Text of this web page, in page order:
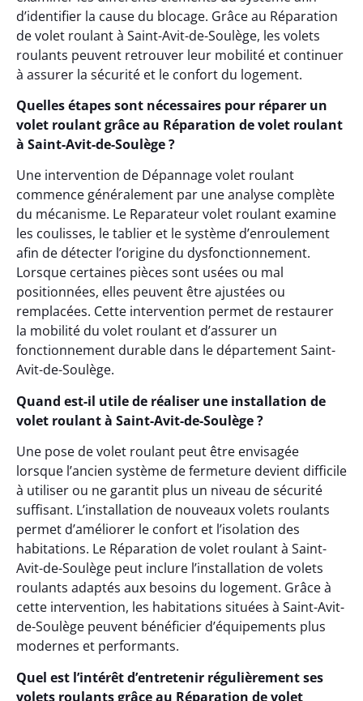
d’identifier la cause du blocage. Grâce au Réparation
de volet roulant à Saint-Avit-de-Soulège, les volets
roulants peuvent retrouver leur mobilité et continuer
à assurer la sécurité et le confort du logement.
Quelles étapes sont nécessaires pour réparer un
volet roulant grâce au Réparation de volet roulant
à Saint-Avit-de-Soulège ?
Une intervention de Dépannage volet roulant
commence généralement par une analyse complète
du mécanisme. Le Reparateur volet roulant examine
les coulisses, le tablier et le système d’enroulement
afin de détecter l’origine du dysfonctionnement.
Lorsque certaines pièces sont usées ou mal
positionnées, elles peuvent être ajustées ou
remplacées. Cette intervention permet de restaurer
la mobilité du volet roulant et d’assurer un
fonctionnement durable dans le département Saint-
Avit-de-Soulège.
Quand est-il utile de réaliser une installation de
volet roulant à Saint-Avit-de-Soulège ?
Une pose de volet roulant peut être envisagée
lorsque l’ancien système de fermeture devient difficile
à utiliser ou ne garantit plus un niveau de sécurité
suffisant. L’installation de nouveaux volets roulants
permet d’améliorer le confort et l’isolation des
habitations. Le Réparation de volet roulant à Saint-
Avit-de-Soulège peut inclure l’installation de volets
roulants adaptés aux besoins du logement. Grâce à
cette intervention, les habitations situées à Saint-Avit-
de-Soulège peuvent bénéficier d’équipements plus
modernes et performants.
Quel est l’intérêt d’entretenir régulièrement ses
volets roulants grâce au Réparation de volet